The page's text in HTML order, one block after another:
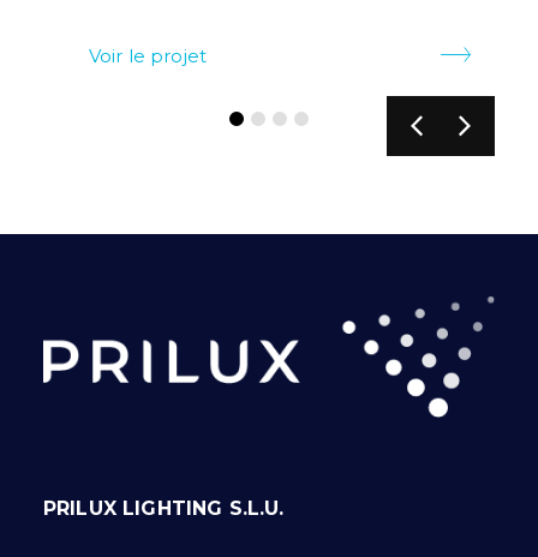
Voir le projet
PRILUX LIGHTING S.L.U.